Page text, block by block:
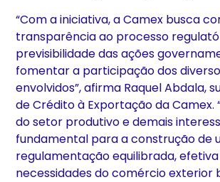
“Com a iniciativa, a Camex busca
transparência ao processo
previsibilidade das ações
fomentar a participação dos
envolvidos”, afirma Raquel Abdala,
de Crédito à Exportação da Camex.
do setor produtivo e demais
fundamental para a construção de
regulamentação equilibrada,
necessidades do comércio exterior